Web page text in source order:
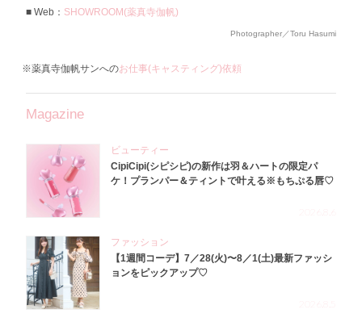
Web： SHOWROOM(薬真寺伽帆)
Photographer／Toru Hasumi
※薬真寺伽帆サンへのお仕事(キャスティング)依頼
Magazine
ビューティー
CipiCipi(シピシピ)の新作は羽＆ハートの限定パ
ケ！プランパー＆ティントで叶える※もちぷる唇♡
ファッション
【1週間コーデ】7／28(火)〜8／1(土)最新ファッシ
ョンをピックアップ♡